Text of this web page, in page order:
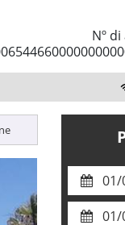
Nº
01/
01/